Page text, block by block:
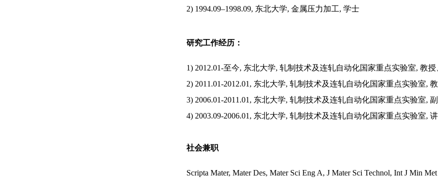
2) 1994.09–1998.09, 东北大学, 金属压力加工, 学士
研究工作经历：
1) 2012.01-至今, 东北大学, 轧制技术及连轧自动化国家重点实验室, 教
2) 2011.01-2012.01, 东北大学, 轧制技术及连轧自动化国家重点实验室,
3) 2006.01-2011.01, 东北大学, 轧制技术及连轧自动化国家重点实验室,
4) 2003.09-2006.01, 东北大学, 轧制技术及连轧自动化国家重点实验室,
社会兼职
Scripta Mater, Mater Des, Mater Sci Eng A, J Mater Sci Technol, Int J